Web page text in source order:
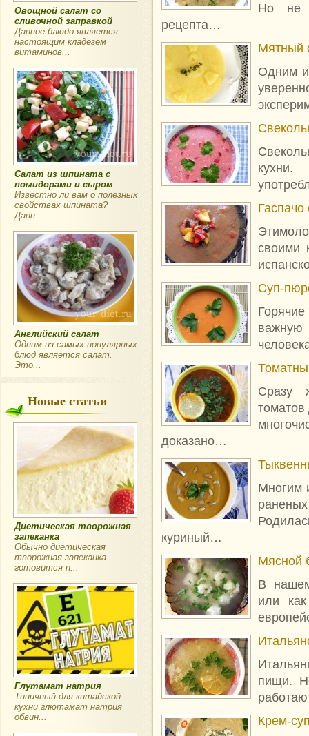
Овощной салат со
сливочной заправкой
Данное блюдо является
настоящим кладезем
витаминов...
Салат из шпината с
помидорами и сыром
Известно ли вам о полезных
свойствах шпината?
Данн...
Английский салат
Одним из самых популярных
блюд является салат.
Это...
Новые статьи
Диетическая творожная
запеканка
Обычно диетическая
творожная запеканка
готовится п...
Глутамат натрия
Типичный для китайской
кухни глютамат натрия
обвин...
Но не
рецепта…
Мятный
Одним
кухни.
своими
Суп-
важную
Сразу
томатов
доказано…
Многим
куриный…
Мясной
В
или
пищи.
Крем-